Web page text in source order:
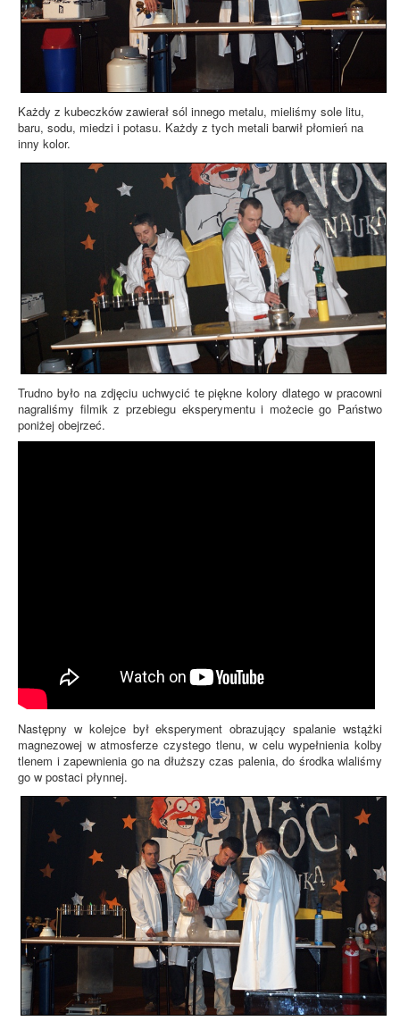
Każdy z kubeczków zawierał sól innego metalu, mieliśmy sole litu,
baru, sodu, miedzi i potasu. Każdy z tych metali barwił płomień na
inny kolor.
Trudno było na zdjęciu uchwycić te piękne kolory dlatego w pracowni
nagraliśmy filmik z przebiegu eksperymentu i możecie go Państwo
poniżej obejrzeć.
Następny w kolejce był eksperyment obrazujący spalanie wstążki
magnezowej w atmosferze czystego tlenu, w celu wypełnienia kolby
tlenem i zapewnienia go na dłuższy czas palenia, do środka wlaliśmy
go w postaci płynnej.